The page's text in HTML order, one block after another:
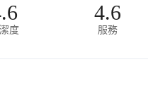
度
4.6
服務